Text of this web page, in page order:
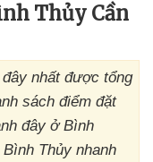
Thủy Cần
nhất được tổng
sách điểm đặt
đây ở Bình
Thủy nhanh